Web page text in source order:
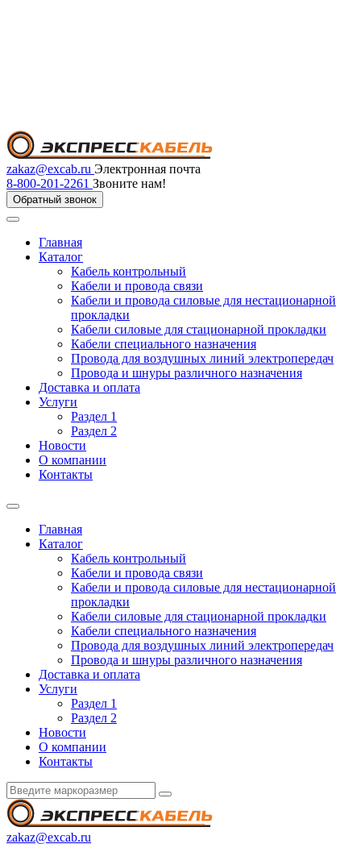
zakaz@excab.ru Электронная почта
8-800-201-2261 Звоните нам!
Обратный звонок
Главная
Каталог
Кабель контрольный
Кабели и провода связи
Кабели и провода силовые для нестационарной
прокладки
Кабели силовые для стационарной прокладки
Кабели специального назначения
Провода для воздушных линий электропередач
Провода и шнуры различного назначения
Доставка и оплата
Услуги
Раздел 1
Раздел 2
Новости
О компании
Контакты
Главная
Каталог
Кабель контрольный
Кабели и провода связи
Кабели и провода силовые для нестационарной
прокладки
Кабели силовые для стационарной прокладки
Кабели специального назначения
Провода для воздушных линий электропередач
Провода и шнуры различного назначения
Доставка и оплата
Услуги
Раздел 1
Раздел 2
Новости
О компании
Контакты
zakaz@excab.ru